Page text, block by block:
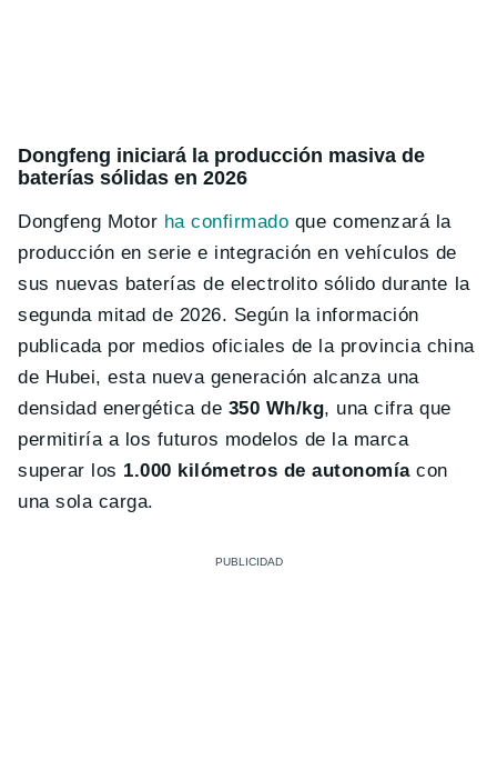
Dongfeng iniciará la producción masiva de
baterías sólidas en 2026
Dongfeng Motor ha confirmado que comenzará la
producción en serie e integración en vehículos de
sus nuevas baterías de electrolito sólido durante la
segunda mitad de 2026. Según la información
publicada por medios oficiales de la provincia china
de Hubei, esta nueva generación alcanza una
densidad energética de 350 Wh/kg, una cifra que
permitiría a los futuros modelos de la marca
superar los 1.000 kilómetros de autonomíacon
una sola carga.